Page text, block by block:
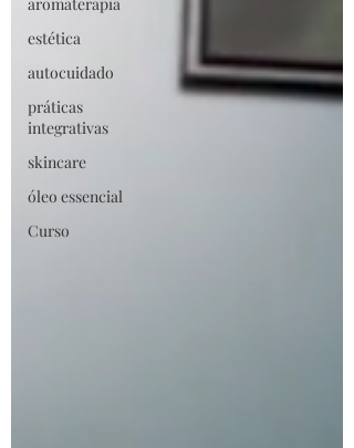
estética
autocuidado
práticas
integrativas
skincare
óleo essencial
Curso